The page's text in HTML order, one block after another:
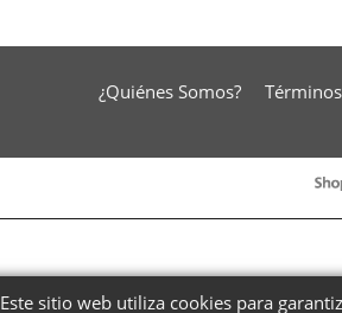
¿Quiénes Somos? Términos
To
Este sitio web utiliza cookies para